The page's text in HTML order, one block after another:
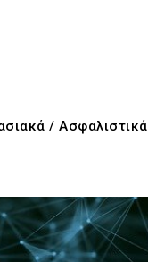
/ Ασφαλιστικά